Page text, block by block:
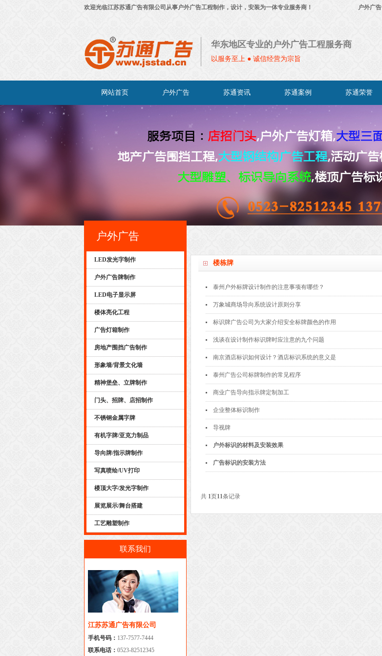
欢迎光临江苏苏通广告有限公司从事户外广告工程制作，设计，安装为一体专业服务商！ 户外广告
华东地区专业的户外广告工程服务商
以服务至上 ● 诚信经营为宗旨
网站首页 户外广告 苏通资讯 苏通案例 苏通荣誉
楼栋牌
泰州户外标牌设计制作的注意事项有哪些？
万象城商场导向系统设计原则分享
标识牌广告公司为大家介绍安全标牌颜色的作用
浅谈在设计制作标识牌时应注意的九个问题
南京酒店标识如何设计？酒店标识系统的意义是
泰州广告公司标牌制作的常见程序
商业广告导向指示牌定制加工
企业整体标识制作
导视牌
户外标识的材料及安装效果
广告标识的安装方法
共 1页11条记录
户外广告
LED发光字制作
户外广告牌制作
LED电子显示屏
楼体亮化工程
广告灯箱制作
房地产围挡广告制作
形象墙/背景文化墙
精神堡垒、立牌制作
门头、招牌、店招制作
不锈钢金属字牌
有机字牌/亚克力制品
导向牌/指示牌制作
写真喷绘/UV打印
楼顶大字/发光字制作
展览展示/舞台搭建
工艺雕塑制作
联系我们
江苏苏通广告有限公司
手机号码： 137-7577-7444
联系电话： 0523-82512345